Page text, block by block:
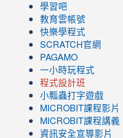
學習吧
教育雲帳號
快樂學程式
SCRATCH官網
PAGAMO
一小時玩程式
程式設計班
小瓢蟲打字遊戲
link
to
https://
MICROBIT課程影片
link
to
MICROBIT課程講義
資訊安全宣導影片